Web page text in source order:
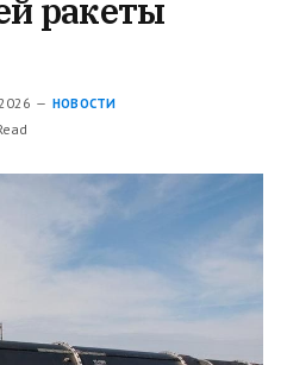
ракеты
НОВОСТИ